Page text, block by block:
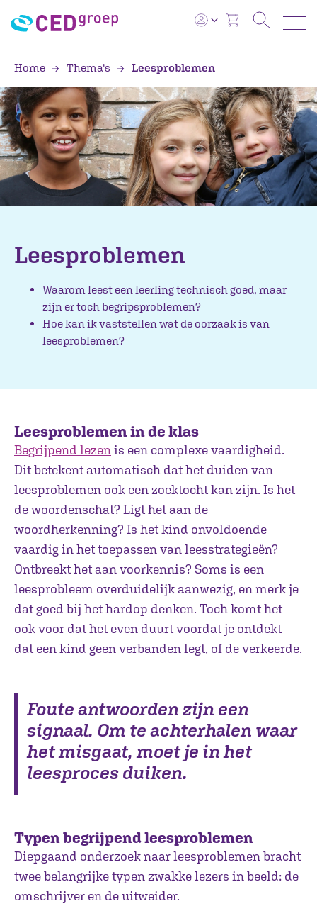
Home Thema's Leesproblemen
Leesproblemen
Waarom leest een leerling technisch goed, maar
zijn er toch begripsproblemen?
Hoe kan ik vaststellen wat de oorzaak is van
leesproblemen?
Leesproblemen in de klas
Begrijpend lezen is een complexe vaardigheid.
Dit betekent automatisch dat het duiden van
leesproblemen ook een zoektocht kan zijn. Is het
de woordenschat? Ligt het aan de
woordherkenning? Is het kind onvoldoende
vaardig in het toepassen van leesstrategieën?
Ontbreekt het aan voorkennis? Soms is een
leesprobleem overduidelijk aanwezig, en merk je
dat goed bij het hardop denken. Toch komt het
ook voor dat het even duurt voordat je ontdekt
dat een kind geen verbanden legt, of de verkeerde.
Foute antwoorden zijn een
signaal. Om te achterhalen waar
het misgaat, moet je in het
leesproces duiken.
Typen begrijpend leesproblemen
Diepgaand onderzoek naar leesproblemen bracht
twee belangrijke typen zwakke lezers in beeld: de
omschrijver en de uitweider.